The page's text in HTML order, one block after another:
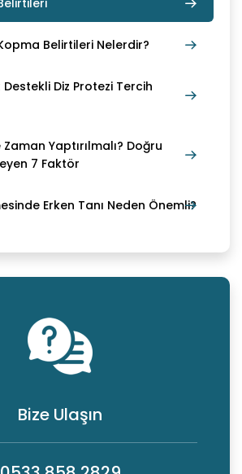
Belirtileri Nelerdir?
Diz Protezi Tercih
Zaman Yaptırılmalı? Doğru
7 Faktör
Erken Tanı Neden Önemli?
Bize Ulaşın